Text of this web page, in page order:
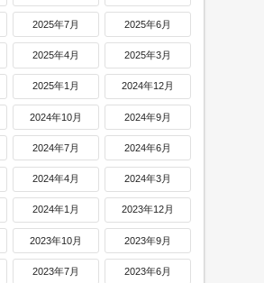
2025年7月 2025年6月
2025年4月 2025年3月
2025年1月 2024年12月
2024年10月 2024年9月
2024年7月 2024年6月
2024年4月 2024年3月
2024年1月 2023年12月
2023年10月 2023年9月
2023年7月 2023年6月